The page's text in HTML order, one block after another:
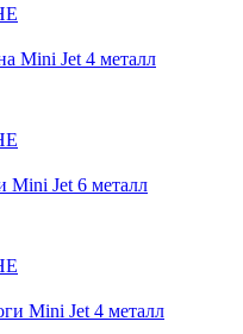
Mini Jet 4 металл
Mini Jet 6 металл
Mini Jet 4 металл